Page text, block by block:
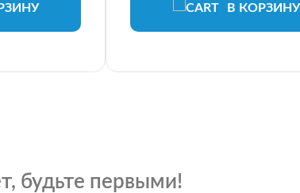
В КОРЗИНУ
будьте первыми!